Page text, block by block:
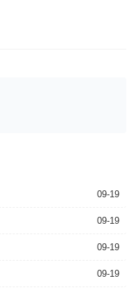
09-19
09-19
09-19
09-19